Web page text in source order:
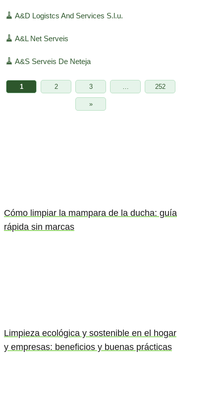
🧹 A&D Logistcs And Services S.l.u.
🧹 A&L Net Serveis
🧹 A&S Serveis De Neteja
1 2 3 … 252
»
Cómo limpiar la mampara de la ducha: guía
rápida sin marcas
Limpieza ecológica y sostenible en el hogar
y empresas: beneficios y buenas prácticas